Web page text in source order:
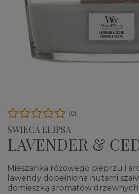
ŚWIECA ELIPSA
LAVENDER &
(0)
Mieszanka różowego pieprzu i
lawendy dopełniona nutami
domieszką aromatów drzewnych.